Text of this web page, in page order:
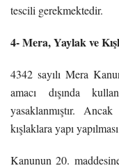
tescili gerekmektedir.
4-Mera, Yaylak ve
4342 sayılı Mera
amacı dışında
yasaklanmıştır.
kışlaklara yapı
Kanunun 20.